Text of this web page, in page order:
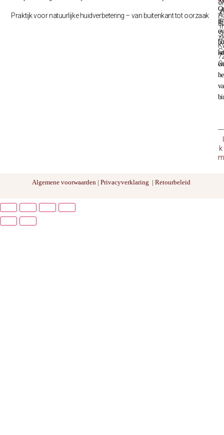
Praktijk voor natuurlijke huidverbetering – van buitenkant tot oorzaak
en
Algemene voorwaarden | Privacyverklaring | Retourbeleid